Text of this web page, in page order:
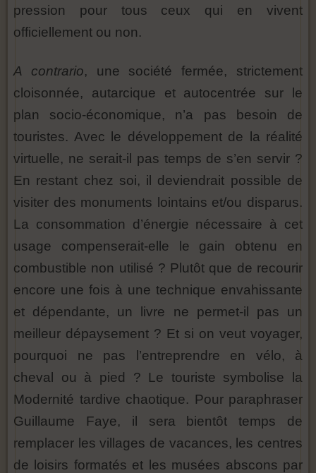
pression pour tous ceux qui en vivent
officiellement ou non.
A contrario, une société fermée, strictement
cloisonnée, autarcique et autocentrée sur le
plan socio-économique, n’a pas besoin de
touristes. Avec le développement de la réalité
virtuelle, ne serait-il pas temps de s’en servir ?
En restant chez soi, il deviendrait possible de
visiter des monuments lointains et/ou disparus.
La consommation d’énergie nécessaire à cet
usage compenserait-elle le gain obtenu en
combustible non utilisé ? Plutôt que de recourir
encore une fois à une technique envahissante
et dépendante, un livre ne permet-il pas un
meilleur dépaysement ? Et si on veut voyager,
pourquoi ne pas l’entreprendre en vélo, à
cheval ou à pied ? Le touriste symbolise la
Modernité tardive chaotique. Pour paraphraser
Guillaume Faye, il sera bientôt temps de
remplacer les villages de vacances, les centres
de loisirs formatés et les musées abscons par